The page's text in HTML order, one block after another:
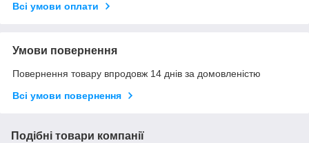
Всі умови оплати
Умови повернення
Повернення товару впродовж 14 днів за домовленістю
Всі умови повернення
Подібні товари компанії